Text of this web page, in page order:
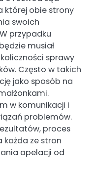
której obie strony
swoich
przypadku
musiał
sprawy
Często w takich
jako sposób na
w komunikacji i
problemów.
proces
każda ze stron
apelacji od